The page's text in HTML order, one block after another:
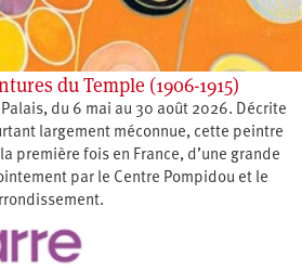
du Temple (1906-1915)
du 6 mai au 30 août 2026. Décrite
largement méconnue, cette peintre
première fois en France, d’une grande
par le Centre Pompidou et le